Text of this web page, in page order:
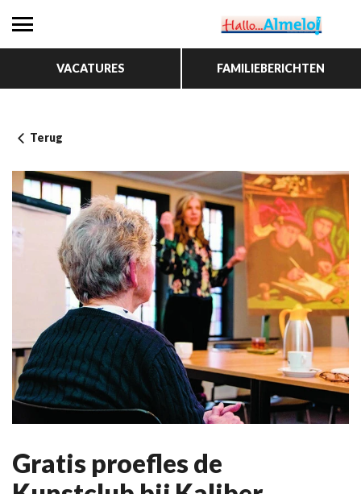
VACATURES FAMILIEBERICHTEN
Terug
Gratis proefles de